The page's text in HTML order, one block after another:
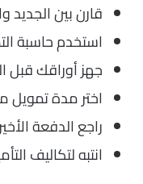
قارن بين الجديد
استخدم حاسبة
جهز أوراقك قبل
اختر مدة تمويل
راجع الدفعة
انتبه لتكاليف